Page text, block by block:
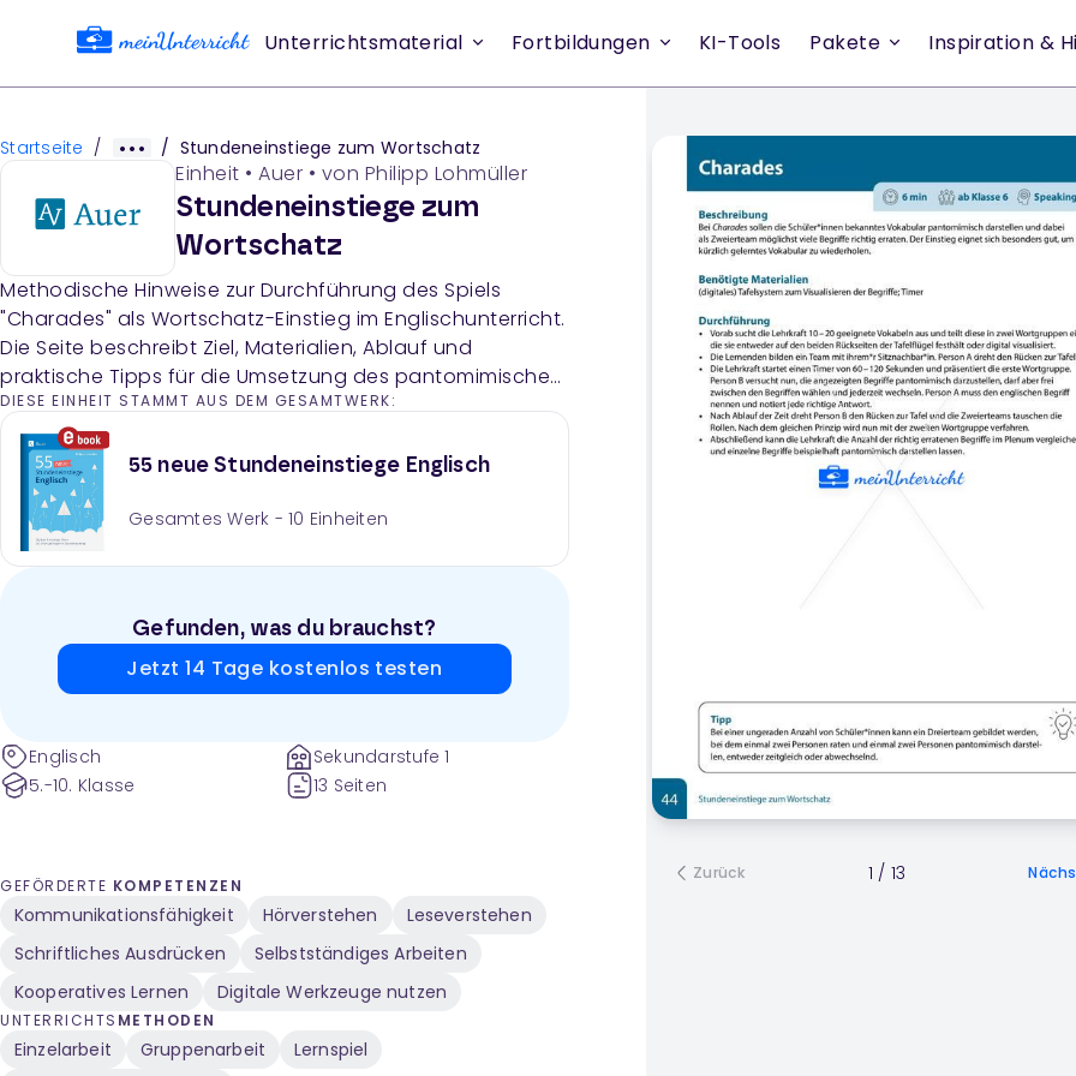
Unterrichtsmaterial Fortbildungen KI-Tools Pakete Inspiration &
Startseite / / Stundeneinstiege zum Wortschatz
Einheit • Auer • von Philipp Lohmüller
Stundeneinstiege zum
Wortschatz
Methodische Hinweise zur Durchführung des Spiels
"Charades" als Wortschatz-Einstieg im Englischunterricht.
Die Seite beschreibt Ziel, Materialien, Ablauf und
praktische Tipps für die Umsetzung des pantomimischen
Ratenspiels in Zweierteams.
DIESE EINHEIT STAMMT AUS DEM GESAMTWERK:
55 neue Stundeneinstiege Englisch
Gesamtes Werk - 10 Einheiten
Gefunden, was du brauchst?
Jetzt 14 Tage kostenlos testen
Englisch
5.-10. Klasse
Sekundarstufe 1
13 Seiten
GEFÖRDERTE KOMPETENZEN
Kommunikationsfähigkeit Hörverstehen
Leseverstehen
Schriftliches Ausdrücken
Selbstständiges Arbeiten
Kooperatives Lernen
Digitale Werkzeuge nutzen
UNTERRICHTS METHODEN
Einzelarbeit Gruppenarbeit Lernspiel
Zurück 1 / 13